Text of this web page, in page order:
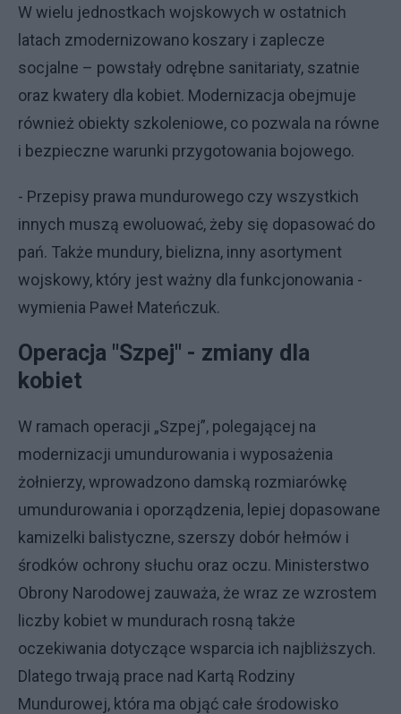
W wielu jednostkach wojskowych w ostatnich
latach zmodernizowano koszary i zaplecze
socjalne – powstały odrębne sanitariaty, szatnie
oraz kwatery dla kobiet. Modernizacja obejmuje
również obiekty szkoleniowe, co pozwala na równe
i bezpieczne warunki przygotowania bojowego.
- Przepisy prawa mundurowego czy wszystkich
innych muszą ewoluować, żeby się dopasować do
pań. Także mundury, bielizna, inny asortyment
wojskowy, który jest ważny dla funkcjonowania -
wymienia Paweł Mateńczuk.
Operacja "Szpej" - zmiany dla
kobiet
W ramach operacji „Szpej”, polegającej na
modernizacji umundurowania i wyposażenia
żołnierzy, wprowadzono damską rozmiarówkę
umundurowania i oporządzenia, lepiej dopasowane
kamizelki balistyczne, szerszy dobór hełmów i
środków ochrony słuchu oraz oczu. Ministerstwo
Obrony Narodowej zauważa, że wraz ze wzrostem
liczby kobiet w mundurach rosną także
oczekiwania dotyczące wsparcia ich najbliższych.
Dlatego trwają prace nad Kartą Rodziny
Mundurowej, która ma objąć całe środowisko